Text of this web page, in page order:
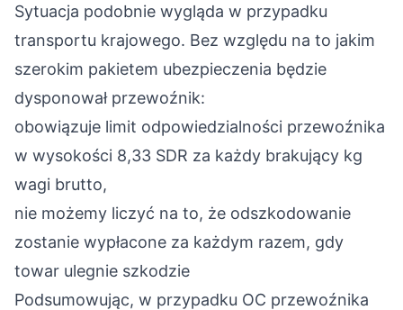
Sytuacja podobnie wygląda w przypadku
transportu krajowego. Bez względu na to jakim
szerokim pakietem ubezpieczenia będzie
dysponował przewoźnik:
obowiązuje limit odpowiedzialności przewoźnika
w wysokości 8,33 SDR za każdy brakujący kg
wagi brutto,
nie możemy liczyć na to, że odszkodowanie
zostanie wypłacone za każdym razem, gdy
towar ulegnie szkodzie
Podsumowując, w przypadku OC przewoźnika